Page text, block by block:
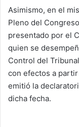
Asimismo, en el
Pleno del
presentado por el
quien se
Control del
con efectos a
emitió la
dicha fecha.